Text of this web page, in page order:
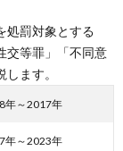
処罰対象とする
交等罪」「不同意
ます。
年～2017年
年～2023年